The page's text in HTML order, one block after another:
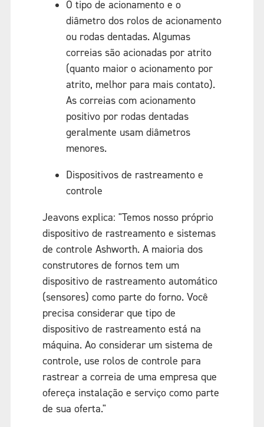
O tipo de acionamento e o
diâmetro dos rolos de acionamento
ou rodas dentadas. Algumas
correias são acionadas por atrito
(quanto maior o acionamento por
atrito, melhor para mais contato).
As correias com acionamento
positivo por rodas dentadas
geralmente usam diâmetros
menores.
Dispositivos de rastreamento e
controle
Jeavons explica: "Temos nosso próprio
dispositivo de rastreamento e sistemas
de controle Ashworth. A maioria dos
construtores de fornos tem um
dispositivo de rastreamento automático
(sensores) como parte do forno. Você
precisa considerar que tipo de
dispositivo de rastreamento está na
máquina. Ao considerar um sistema de
controle, use rolos de controle para
rastrear a correia de uma empresa que
ofereça instalação e serviço como parte
de sua oferta."